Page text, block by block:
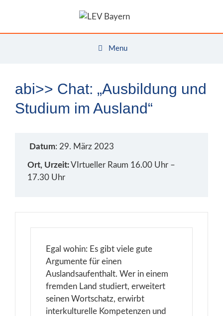
Menu
abi>> Chat: „Ausbildung und
Studium im Ausland“
Datum: 29. März 2023
Ort, Urzeit:VIrtueller Raum 16.00 Uhr –
17.30 Uhr
Egal wohin: Es gibt viele gute
Argumente für einen
Auslandsaufenthalt. Wer in einem
fremden Land studiert, erweitert
seinen Wortschatz, erwirbt
interkulturelle Kompetenzen und